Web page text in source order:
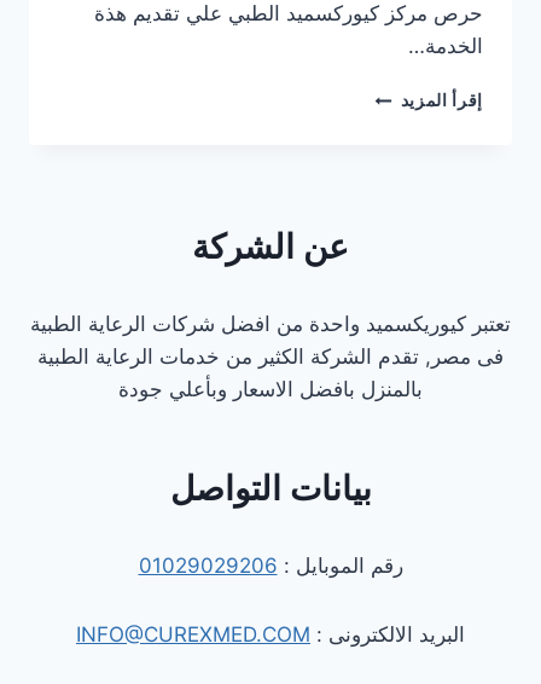
حرص مركز كيوركسميد الطبي علي تقديم هذة
الخدمة…
إقرأ المزيد افضل
2025
عن الشركة
تعتبر كيوريكسميد واحدة من افضل شركات الرعاية الطبية
فى مصر, تقدم الشركة الكثير من خدمات الرعاية الطبية
بالمنزل بافضل الاسعار وبأعلي جودة
بيانات التواصل
رقم الموبايل : 01029029206
البريد الالكترونى : INFO@CUREXMED.COM